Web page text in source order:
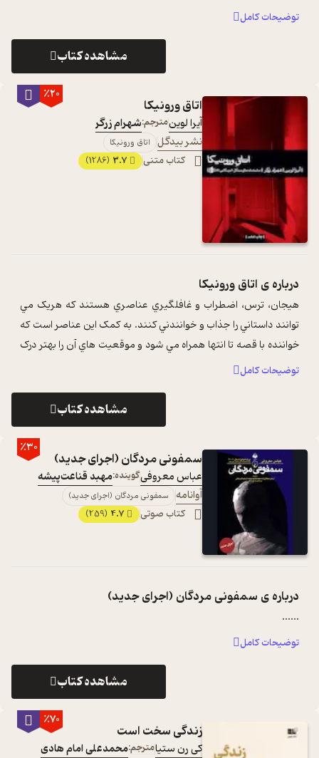
توضیحات کامل
مشاهده کتاب
٪20
اتاق ورونیکا
آیرا لوینمترجم:شهرام زرگر
نشر بیدگل
اتاق ورونیکا
کتاب متنی 3.7
(1286)
درباره ی اتاق ورونیکا
هيجان، ترس، اضطراب و غافلگيري عناصري هستند که هريک مي
توانند داستاني را جذاب و خوانندني کنند. به کمک اين عناصر است که
خواننده با قصه تا انتها همراه مي شود و موقعيت هاي آن را بهتر درک
مي کند. آيرا لوين ...
توضیحات کامل
مشاهده کتاب
٪30
سمفونی مردگان (اجرای جدید)
عباس معروفیگوینده:مهبد قناعت‌پیشه
آوانامه
سمفونی مردگان (اجرای جدید)
کتاب صوتی 4.7
(259)
درباره ی سمفونی مردگان (اجرای جدید)
...
...
توضیحات کامل
مشاهده کتاب
٪70
زندگی سخت است
کی رن ستیامترجم:محمدعلی امام هادی